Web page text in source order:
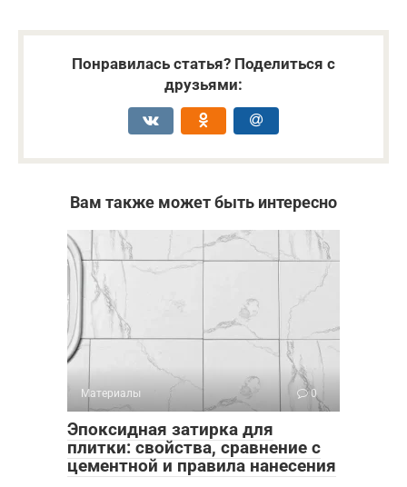
Понравилась статья? Поделиться с
друзьями:
Вам также может быть интересно
Материалы 0
Эпоксидная затирка для
плитки: свойства, сравнение с
цементной и правила нанесения